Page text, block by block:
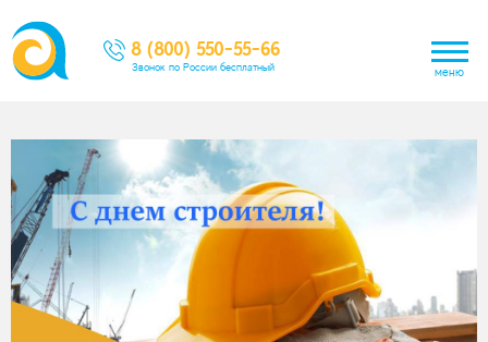
8 (800) 550-55-66
Звонок по России бесплатный меню